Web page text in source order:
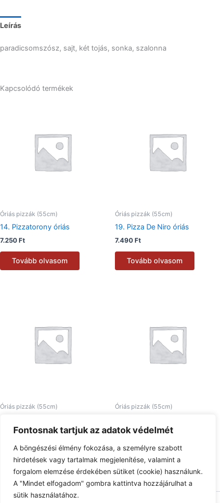
Fontosnak tartjuk az adatok védelmét
A böngészési élmény fokozása, a személyre szabott
hirdetések vagy tartalmak megjelenítése, valamint a
forgalom elemzése érdekében sütiket (cookie) használunk.
A "Mindet elfogadom" gombra kattintva hozzájárulhat a
sütik használatához.
Leírás
paradicsomszósz, sajt, két tojás, sonka, szalonna
Kapcsolódó termékek
Óriás pizzák (55cm)
14. Pizzatorony óriás
7.250Ft
Tovább olvasom
Óriás pizzák (55cm)
19. Pizza De Niro óriás
7.490Ft
Tovább olvasom
Óriás pizzák (55cm)
6.570Ft
Tovább olvasom
Óriás pizzák (55cm)
5.710Ft
Tovább olvasom